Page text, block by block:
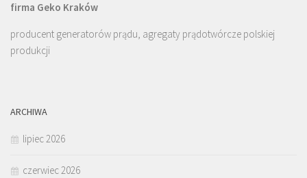
firma Geko Kraków
producent generatorów prądu, agregaty prądotwórcze polskiej
produkcji
ARCHIWA
lipiec 2026
czerwiec 2026